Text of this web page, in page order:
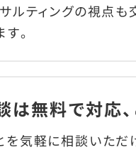
サルティングの視点
。
は無料で対応
を気軽に相談いただ